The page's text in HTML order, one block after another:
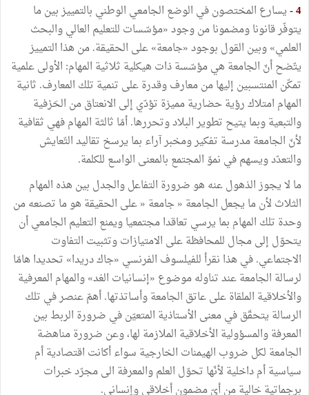
4 - يسارع المختصون في الوضع الجامعي الوطني بالتمييز بين ما
يتوفّر قانونا ومضمونا من وجود «مؤسّسات للتعليم العالي والبحث
العلمي» وبين القول بوجود «جامعة» على الحقيقة. من هذا التمييز
يتّضح أنّ الجامعة هي مؤسّسة ذات هيكلية ثلاثية المهام: الأولى علمية
تمكّن المنتسبين إليها من معارف وقدرة على تنمية تلك المعارف. ثانية
المهام امتلاك رؤية حضارية مميزة تؤدّي إلى الانعتاق من الحَرْفية
والتبعية وبما يتيح تطوير البلاد وتحررها. أمّا ثالثة المهام فهي ثقافية
لأنّ الجامعة مدرسة تفكير ومخبر آراء بما يرسخ تقاليد التّعايش
والتعدّد ويسهم في نموّ المجتمع بالمعنى الواسع للكلمة.
ما لا يجوز الذهول عنه هو ضرورة التفاعل والجدل بين هذه المهام
الثلاث لأن ما يجعل الجامعة « جامعة « على الحقيقة هو ما تصنعه من
وحدة تلك المهام بما يرسي تعاقدا مجتمعيا ويمنع التعليم الجامعي أن
يتحوّل إلى مجال للمحافظة على الامتيازات وتثبيت التفاوت
الاجتماعي. في هذا نقرأ للفيلسوف الفرنسي «جاك دريدا» تحديدا هامّا
لرسالة الجامعة عند تناوله موضوع «إنسانيات الغد» والمهام المعرفية
والأخلاقية الملقاة على عاتق الجامعة وأساتذتها. أهمّ عنصر في تلك
الرسالة يتحقّق في معنى الأستاذية المتعيّن في ضرورة الربط بين
المعرفة والمسؤولية الأخلاقية الملازمة لها، وعن ضرورة مناهضة
الجامعة لكل ضروب الهيمنات الخارجية سواء أكانت اقتصادية أم
سياسية أم داخلية لأنّها تحوّل العلم والمعرفة الى مجرّد خبرات
برجماتية خالية من أيّ مضمون أخلاقي وإنساني.